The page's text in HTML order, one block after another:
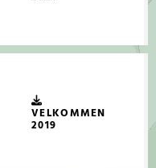
VELKOMMEN
2019